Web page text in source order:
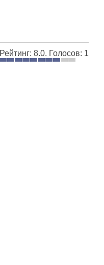
Рейтинг: 8.0. Голосов: 1